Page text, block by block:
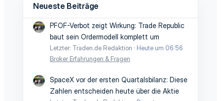
Neueste Beiträge
PFOF-Verbot zeigt Wirkung: Trade Republic
baut sein Ordermodell komplett um
Letzter: Traden.de Redaktion
Heute um 06:56
Broker Erfahrungen & Fragen
SpaceX vor der ersten Quartalsbilanz: Diese
Zahlen entscheiden heute über die Aktie